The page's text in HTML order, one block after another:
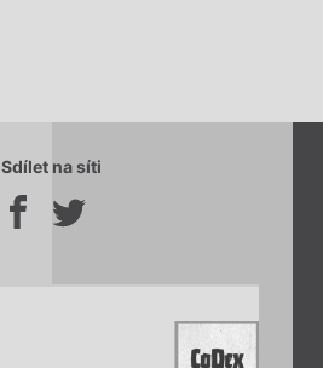
Sdílet na síti